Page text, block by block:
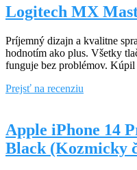
13.6
M2
Silver
(strieborný)
Logitech MX
Príjemný dizajn a kvalitne
hodnotím ako plus. Všetky
funguje bez problémov.
Prejsť na recenziu
Apple iPhone 14
Black (Kozmicky